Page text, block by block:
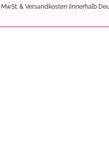
& Versandkosten (innerhalb